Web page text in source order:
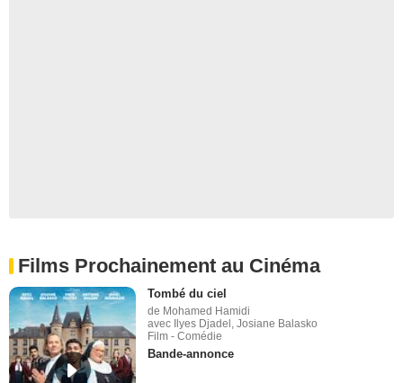
Films Prochainement au Cinéma
Tombé du ciel
de Mohamed Hamidi
avec Ilyes Djadel, Josiane Balasko
Film - Comédie
Bande-annonce